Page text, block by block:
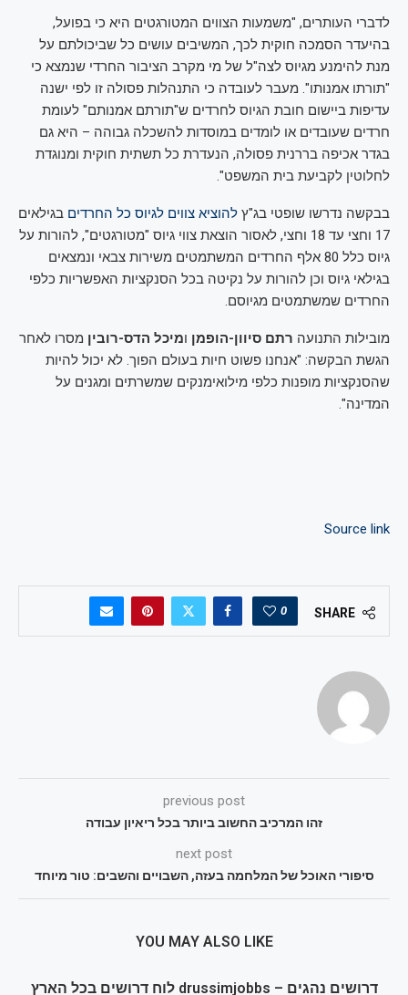
לדברי העותרים, "משמעות הצווים המטורגטים היא כי בפועל,
בהיעדר הסמכה חוקית לכך, המשיבים עושים כל שביכולתם על
מנת להימנע מגיוס לצה"ל של מי מקרב הציבור החרדי שנמצא כי
"תורתו אמנותו". מעבר לעובדה כי התנהלות פסולה זו לפי ישנה
עדיפות ביישום חובת הגיוס לחרדים ש"תורתם אמנותם" לעומת
חרדים שעובדים או לומדים במוסדות להשכלה גבוהה – היא גם
בגדר אכיפה בררנית פסולה, הנעדרת כל תשתית חוקית ומנוגדת
לחלוטין לקביעת בית המשפט".
בבקשה נדרשו שופטי בג"ץ להוציא צווים לגיוס כל החרדים בגילאים
17 וחצי עד 18 וחצי, לאסור הוצאת צווי גיוס "מטורגטים", להורות על
גיוס כלל 80 אלף החרדים המשתמטים משירות צבאי ונמצאים
בגילאי גיוס וכן להורות על נקיטה בכל הסנקציות האפשריות כלפי
החרדים שמשתמטים מגיוסם.
מובילות התנועה רתם סיוון-הופמן ומיכל הדס-רובין מסרו לאחר
הגשת הבקשה: "אנחנו פשוט חיות בעולם הפוך. לא יכול להיות
שהסנקציות מופנות כלפי מילואימנקים שמשרתים ומגנים על
המדינה".
Source link
SHARE
0
previous post
זהו המרכיב החשוב ביותר בכל ריאיון עבודה
next post
סיפורי האוכל של המלחמה בעזה, השבויים והשבים: טור מיוחד
YOU MAY ALSO LIKE
דרושים נהגים – drussimjobbs לוח דרושים בכל הארץ